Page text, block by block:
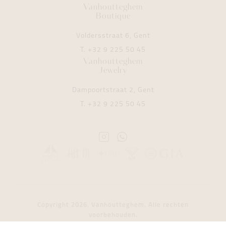
Vanhoutteghem
Boutique
Voldersstraat 6, Gent
T. +32 9 225 50 45
Vanhoutteghem
Jewelry
Dampoortstraat 2, Gent
T. +32 9 225 50 45